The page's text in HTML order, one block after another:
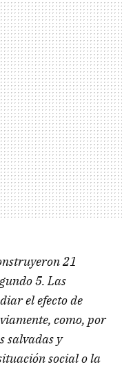
21
5. Las
el efecto de
como, por
salvadas y
social o la